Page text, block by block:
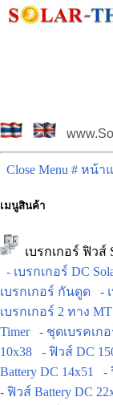
Close Menu # หน้า
เมนูสินค้า
เบรกเกอร์ ฟิวส์
- เบรกเกอร์ DC
เบรกเกอร์ กันดูด
-
เบรกเกอร์ 2 ทาง
Timer
- ชุดเบรคเกอ
10x38
- ฟิวส์ DC
Battery DC 14x51
-
- ฟิวส์ Battery DC